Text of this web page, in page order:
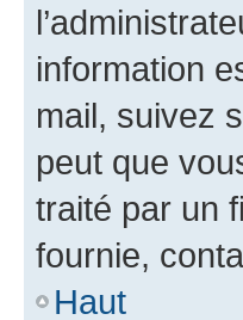
information
mail, suivez
peut que
traité par un
fournie,
Haut